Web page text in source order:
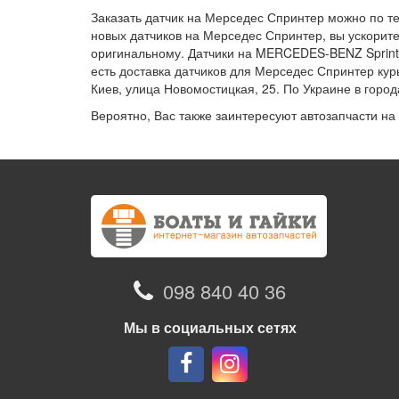
Заказать датчик на Мерседес Спринтер можно по
новых датчиков на Мерседес Спринтер, вы
оригинальному. Датчики на MERCEDES-BENZ
есть доставка датчиков для Мерседес Спринтер
Киев, улица Новомостицкая, 25. По Украине в
Вероятно, Вас также заинтересуют автозапчасти на
098 840 40 36
Мы в социальных сетях